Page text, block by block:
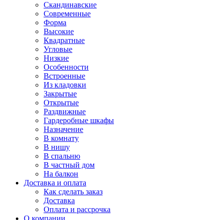
Скандинавские
Современные
Форма
Высокие
Квадратные
Угловые
Низкие
Особенности
Встроенные
Из кладовки
Закрытые
Открытые
Раздвижные
Гардеробные шкафы
Назначение
В комнату
В нишу
В спальню
В частный дом
На балкон
Доставка и оплата
Как сделать заказ
Доставка
Оплата и рассрочка
О компании